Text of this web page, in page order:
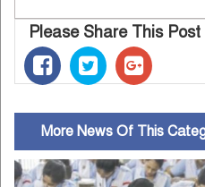
Please Share This
More News Of This